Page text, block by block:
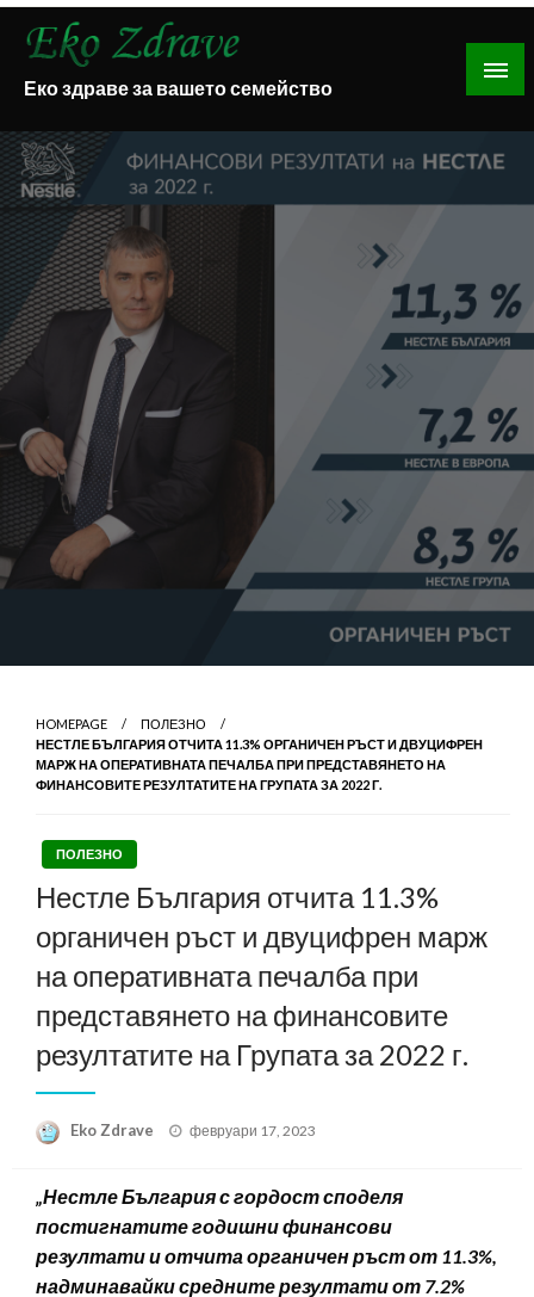
Skip
Еко здраве за вашето семейство
HOMEPAGE
ПОЛЕЗНО
НЕСТЛЕ БЪЛГАРИЯ ОТЧИТА 11.3% ОРГАНИЧЕН РЪСТ И ДВУЦИФРЕН
МАРЖ НА ОПЕРАТИВНАТА ПЕЧАЛБА ПРИ ПРЕДСТАВЯНЕТО НА
ФИНАНСОВИТЕ РЕЗУЛТАТИТЕ НА ГРУПАТА ЗА 2022 Г.
ПОЛЕЗНО
Нестле България отчита 11.3%
органичен ръст и двуцифрен марж
на оперативната печалба при
представянето на финансовите
резултатите на Групата за 2022 г.
Eko Zdrave
Posted
февруари 17, 2023
„Нестле България с гордост споделя
постигнатите годишни финансови
резултати и отчита органичен ръст от 11.3%,
надминавайки средните резултати от 7.2%